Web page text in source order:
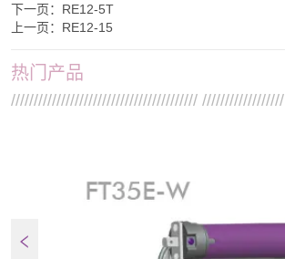
下一页： RE12-5T
上一页： RE12-15
热门产品
///////////////////////////////////////// //////////////////